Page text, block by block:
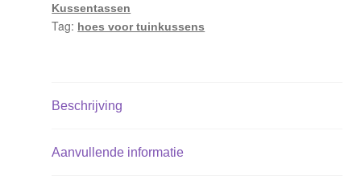
Kussentassen
Tag: hoes voor tuinkussens
Beschrijving
Aanvullende informatie